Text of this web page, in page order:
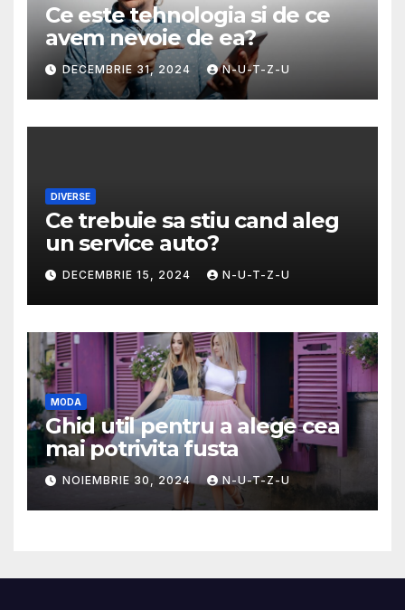
Ce este tehnologia si de ce
avem nevoie de ea?
DECEMBRIE 31, 2024 N-U-T-Z-U
DIVERSE
Ce trebuie sa stiu cand aleg
un service auto?
DECEMBRIE 15, 2024 N-U-T-Z-U
MODA
Ghid util pentru a alege cea
mai potrivita fusta
NOIEMBRIE 30, 2024 N-U-T-Z-U